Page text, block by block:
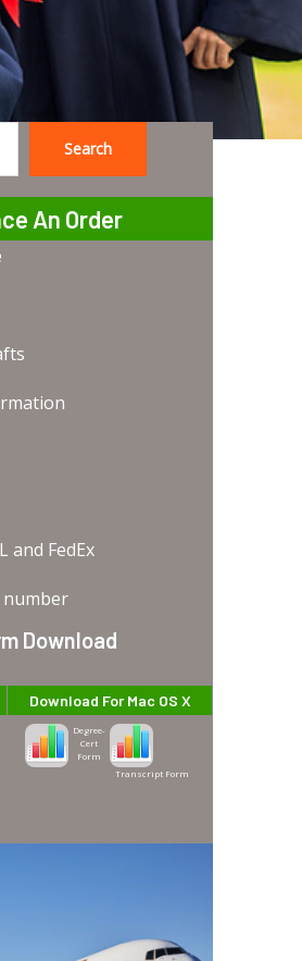
Search
An Order
and FedEx
Download
Download For Mac OS X
Degree-
Cert
Form
Transcript Form